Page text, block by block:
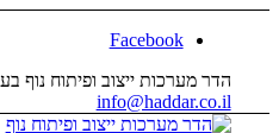
Facebook
הדר מערכות ייצוב ופיתוח נוף
info@haddar.co.il